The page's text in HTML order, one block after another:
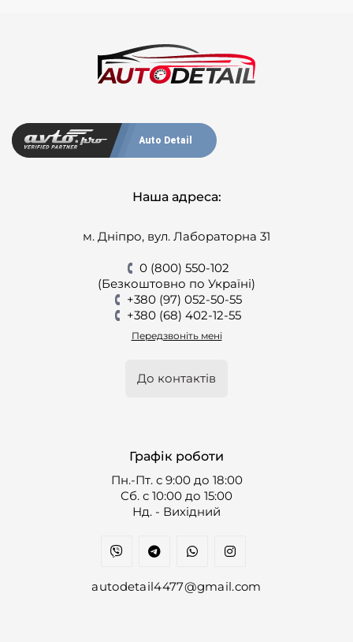
Auto Detail
Наша адреса:
м. Дніпро, вул. Лабораторна 31
0 (800) 550-102
(Безкоштовно по Україні)
+380 (97) 052-50-55
+380 (68) 402-12-55
Передзвоніть мені
До контактів
Графік роботи
Пн.-Пт. с 9:00 до 18:00
Cб. с 10:00 до 15:00
Нд. - Вихідний
autodetail4477@gmail.com